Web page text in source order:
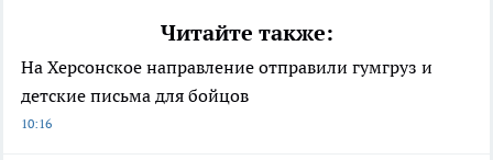
Читайте также:
На Херсонское направление отправили гумгруз и
детские письма для бойцов
10:16